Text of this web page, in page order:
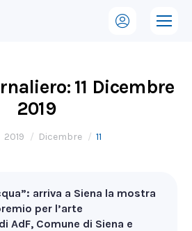
11 Dicembre
2019
2019 Dicembre 11
arriva a Siena la mostra
per l’arte
AdF, Comune di Siena e